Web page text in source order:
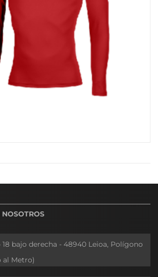
bajo derecha - 48940 Leioa, Polígono
al Metro)